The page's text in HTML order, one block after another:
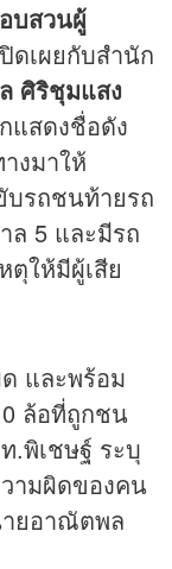
บสวนผู้
ดเผยกับสำนัก
ศิริชุมแสง
แสดงชื่อดัง
งมาให้
รถชนท้ายรถ
ล 5 และมีรถ
ตุให้มีผู้เสีย
และพร้อม
ล้อที่ถูกชน
.พิเชษฐ์ ระบุ
ามผิดของคน
ยอาณัตพล